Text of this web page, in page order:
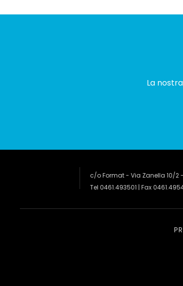
La
c/o Format - Via Zanella 10/2 -
Tel 0461.493501 | Fax